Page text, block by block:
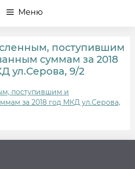
Меню
поступившим
суммам за 2018
ул.Серова, 9/2
поступившим и
за 2018 год МКД ул.Серова,